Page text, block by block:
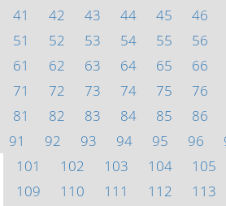
41
42 43 44 45 46
51
52 53 54 55 56
61
62 63 64 65 66
71
72 73 74 75 76
81
82 83 84 85 86
91
92 93 94 95 96
101
102 103 104 105
109
110 111 112 113